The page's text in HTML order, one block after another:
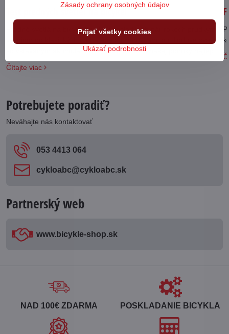
Test predných svetiel na bicykel
Predné svetlá na bicykel prešli v posledných pár rokoch prudkým
vývojom od klasických na batérie so žiarovkami po diódové svetlá
so vstavaným akumulátorom. Ktoré svetlo z našej ponuky najlepšie
vyhovie vašim požiadavkám?
Čítajte viac
Potrebujete poradiť?
Neváhajte nás kontaktovať
053 4413 064
cykloabc​@cykloabc​.sk
Partnerský web
www​.bicykle-shop​.sk
NAD 100€ ZDARMA POSKLADANIE BICYKLA
Zásady ochrany osobných údajov
Ukázať podrobnosti
Prijať všetky cookies